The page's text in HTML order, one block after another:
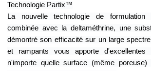
Technologie Partix™
La nouvelle technologie de
combinée avec la deltaméthrine, une
démontré son efficacité sur un large
et rampants vous apporte d'excellentes
n'importe quelle surface (même